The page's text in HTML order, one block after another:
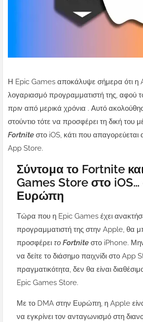
Η Epic Games αποκάλυψε σήμερα ότι η
λογαριασμό προγραμματιστή της, αφού
πριν από μερικά χρόνια . Αυτό
στούντιο τότε να προσφέρει τη δική
Fortnite στο iOS, κάτι που απαγορεύεται
App Store.
Σύντομα το Fortnite
Games Store στο iOS…
Ευρώπη
Τώρα που η Epic Games έχει
προγραμματιστή της στην Apple, θα
προσφέρει το Fortnite στο iPhone.
να δείτε το διάσημο παιχνίδι στο App
πραγματικότητα, δεν θα είναι
Epic Games Store.
Με το DMA στην Ευρώπη, η Apple
να εγκρίνει τον ανταγωνισμό στη